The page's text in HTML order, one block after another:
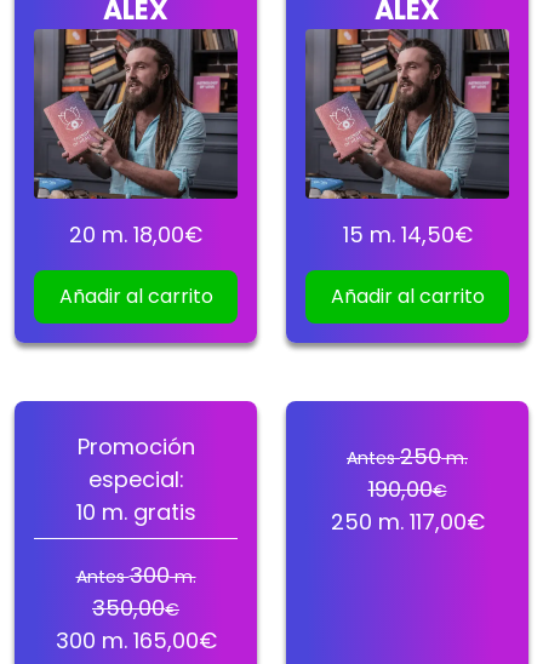
ALEX
20 m. 18,00€
Añadir al carrito
ALEX
15 m. 14,50€
Añadir al carrito
Promoción
especial:
10 m. gratis
Antes300m.
350,00€
300 m. 165,00€
Antes250m.
190,00€
250 m. 117,00€